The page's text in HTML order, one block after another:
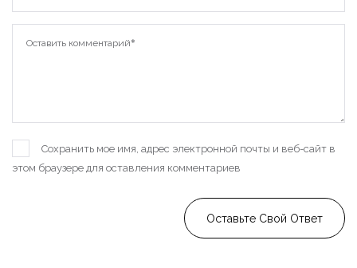
Сохранить мое имя, адрес электронной почты и веб-сайт в
этом браузере для оставления комментариев
Оставьте Свой Ответ